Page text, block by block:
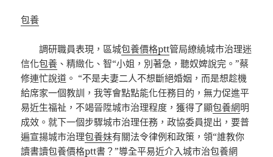
包養
調研職員表現，區城包養價格ptt管局繚繞城市治理迷
信化包養 、精緻化、智“小姐，別著急，聽奴婢說完。”蔡
修連忙說道。 “不是夫妻二人不想斷絕婚姻，而是想趁機
給席家一個教訓，我等會點點能化任務目的，無力促進平
易近生福祉，不竭晉陞城市治理程度，獲得了顯包養網明
成效。就下一個步驟城市治理任務，政協委員提出，要普
遍宣揚城市治理包養妹有關法令律例和政策，領“誰教你
讀書讀包養價格ptt書？”導全平易近介入城市治包養網